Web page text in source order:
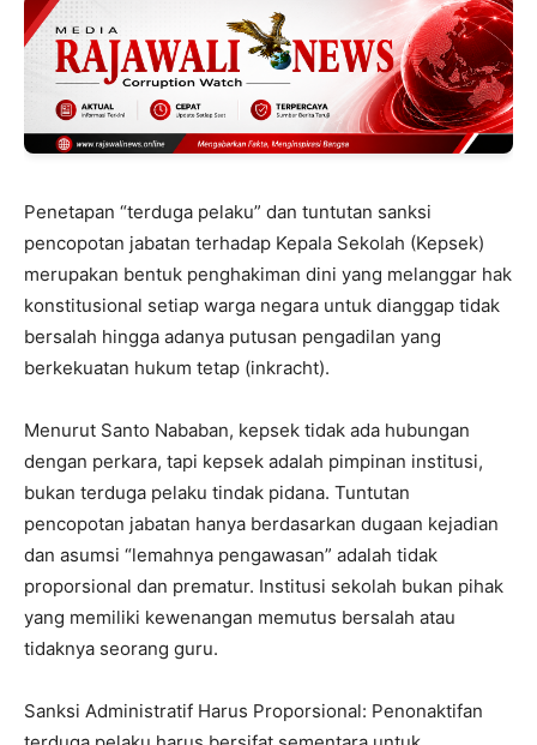
Penetapan “terduga pelaku” dan tuntutan sanksi
pencopotan jabatan terhadap Kepala Sekolah (Kepsek)
merupakan bentuk penghakiman dini yang melanggar hak
konstitusional setiap warga negara untuk dianggap tidak
bersalah hingga adanya putusan pengadilan yang
berkekuatan hukum tetap (inkracht).
Menurut Santo Nababan, kepsek tidak ada hubungan
dengan perkara, tapi kepsek adalah pimpinan institusi,
bukan terduga pelaku tindak pidana. Tuntutan
pencopotan jabatan hanya berdasarkan dugaan kejadian
dan asumsi “lemahnya pengawasan” adalah tidak
proporsional dan prematur. Institusi sekolah bukan pihak
yang memiliki kewenangan memutus bersalah atau
tidaknya seorang guru.
Sanksi Administratif Harus Proporsional: Penonaktifan